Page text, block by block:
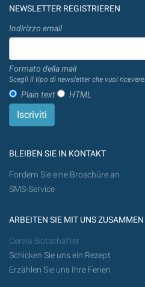
NEWSLETTER REGISTRIEREN
Indirizzo email
Formato della mail
Scegli il tipo di newsletter che vuoi ricevere.
Plain text HTML
BLEIBEN SIE IN KONTAKT
Fordern Sie eine Broschüre an
SMS-Service
ARBEITEN SIE MIT UNS ZUSAMMEN
Cervia-Botschafter
Schicken Sie uns ein Rezept
Erzählen Sie uns Ihre Ferien